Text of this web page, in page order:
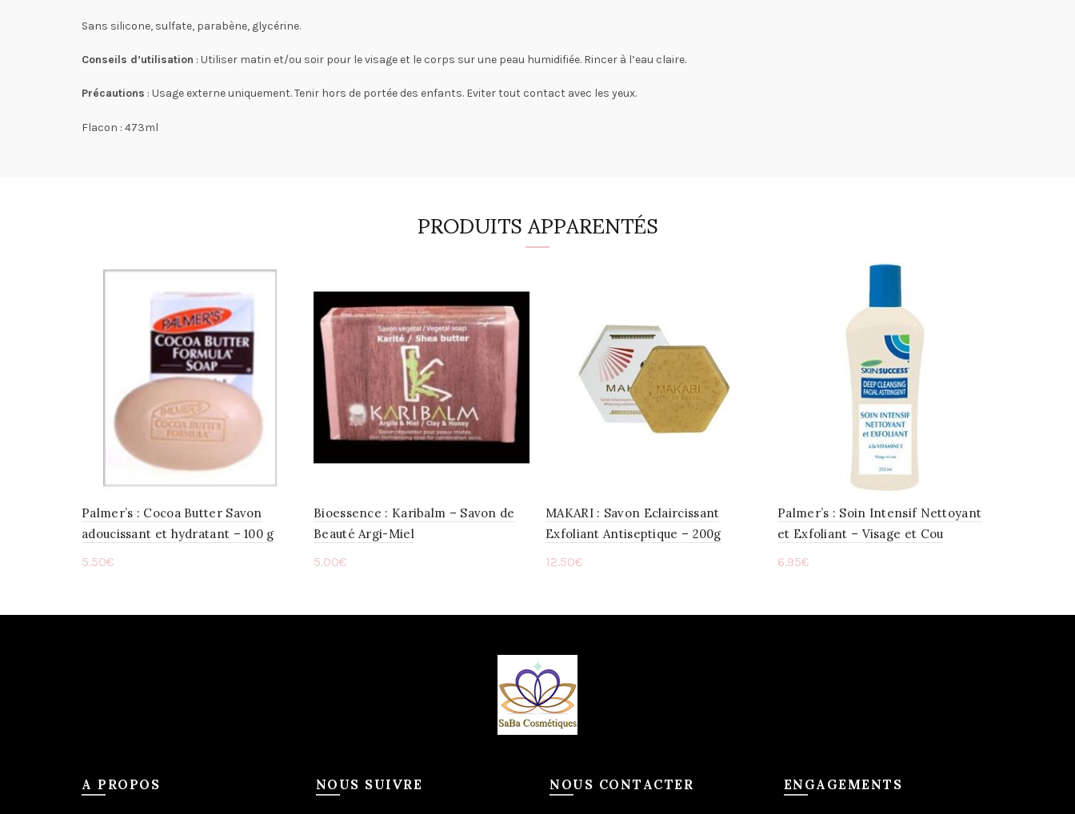
Sans silicone, sulfate, parabène, glycérine.
Conseils d’utilisation : Utiliser matin et/ou soir pour le visage et le corps sur une peau humidifiée. Rincer à l’eau claire.
Précautions : Usage externe uniquement. Tenir hors de portée des enfants. Eviter tout contact avec les yeux.
Flacon : 473ml
PRODUITS APPARENTÉS
Palmer’s : Cocoa Butter Savon
adoucissant et hydratant – 100 g
5.50€
Bioessence : Karibalm – Savon de
Beauté Argi-Miel
5.00€
MAKARI : Savon Eclaircissant
Exfoliant Antiseptique – 200g
12.50€
Palmer’s : Soin Intensif Nettoyant
et Exfoliant – Visage et Cou
6.95€
A PROPOS NOUS SUIVRE NOUS CONTACTER ENGAGEMENTS